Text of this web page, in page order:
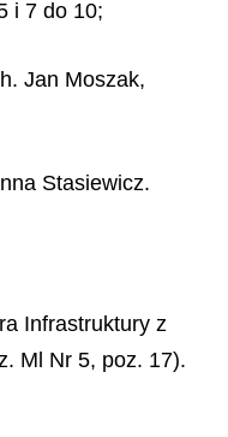
i 7 do 10;
Jan Moszak,
Stasiewicz.
Infrastruktury z
Ml Nr 5, poz. 17).